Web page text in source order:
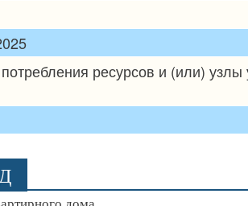
ресурсов и (или)